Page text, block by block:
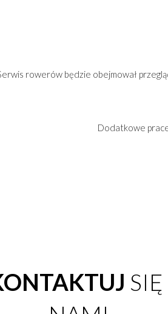
rowerów będzie obejmował
Dodatkowe